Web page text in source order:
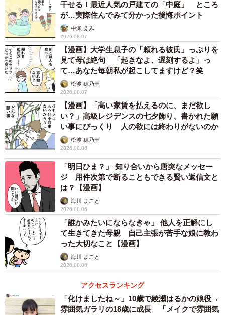
干せる！最近人気の戸建ての「中庭」 ところ
が…実際住んでみて分かった後悔ポイント
中瀬 えみ
2026.08.07
【漫画】大学生息子の「頼れる彼氏」っぷりを
見て母は絶句 「起きなよ、遅刻するよ」っ
て…あなた毎朝私が起こしてますけど？笑
松波 穂乃圭
2026.08.07
【漫画】「高い家賃を払えるのに、まだ欲し
い？」高級レジデンスの七夕飾り、書かれた願
い事にびっくり 人の欲には終わりがないのか
松波 穂乃圭
2026.08.06
「明日ひま？」 知り合いから唐突なメッセー
ジ 用件次第で断ることもできる賢い返信文と
は？【漫画】
海川 まこと
2026.08.06
「誰かみたいにならなきゃ」 他人を正解にし
て生きてきた母親 自己主張が苦手な娘に教わ
った大切なこと【漫画】
海川 まこと
2026.08.06
アクセスランキング
「化けましたね～」10歳で綾瀬はるかの娘役→
雰囲気ガラリの18歳に成長 「メイクで雰囲気